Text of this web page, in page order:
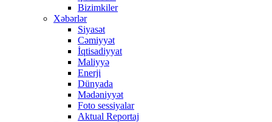
Bizimkiler
Xəbərlər
Siyasət
Cəmiyyət
İqtisadiyyat
Maliyyə
Enerji
Dünyada
Mədəniyyət
Foto sessiyalar
Aktual Reportaj